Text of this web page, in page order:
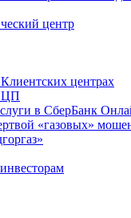
центр
центрах
в СберБанк
«газовых»